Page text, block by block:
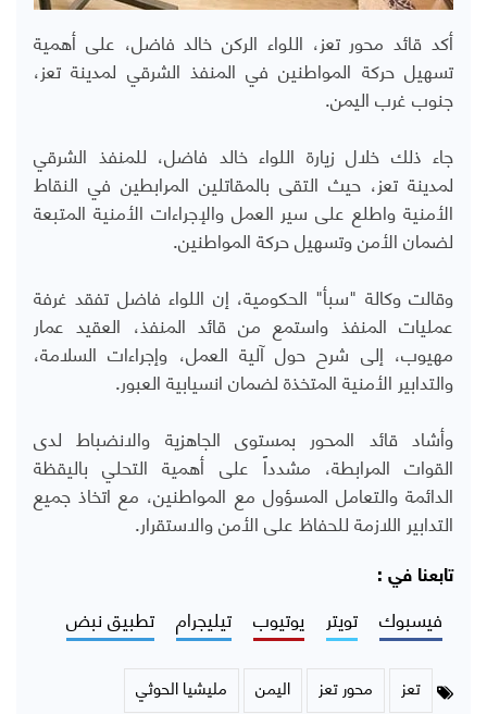
أكد قائد محور تعز، اللواء الركن خالد فاضل، على أهمية
تسهيل حركة المواطنين في المنفذ الشرقي لمدينة تعز،
جنوب غرب اليمن.
جاء ذلك خلال زيارة اللواء خالد فاضل، للمنفذ الشرقي
لمدينة تعز، حيث التقى بالمقاتلين المرابطين في النقاط
الأمنية واطلع على سير العمل والإجراءات الأمنية المتبعة
لضمان الأمن وتسهيل حركة المواطنين.
وقالت وكالة "سبأ" الحكومية، إن اللواء فاضل تفقد غرفة
عمليات المنفذ واستمع من قائد المنفذ، العقيد عمار
مهيوب، إلى شرح حول آلية العمل، وإجراءات السلامة،
والتدابير الأمنية المتخذة لضمان انسيابية العبور.
وأشاد قائد المحور بمستوى الجاهزية والانضباط لدى
القوات المرابطة، مشدداً على أهمية التحلي باليقظة
الدائمة والتعامل المسؤول مع المواطنين، مع اتخاذ جميع
التدابير اللازمة للحفاظ على الأمن والاستقرار.
تابعنا في :
فيسبوك تويتر يوتيوب تيليجرام تطبيق نبض
تعز محور تعز اليمن
مليشيا الحوثي